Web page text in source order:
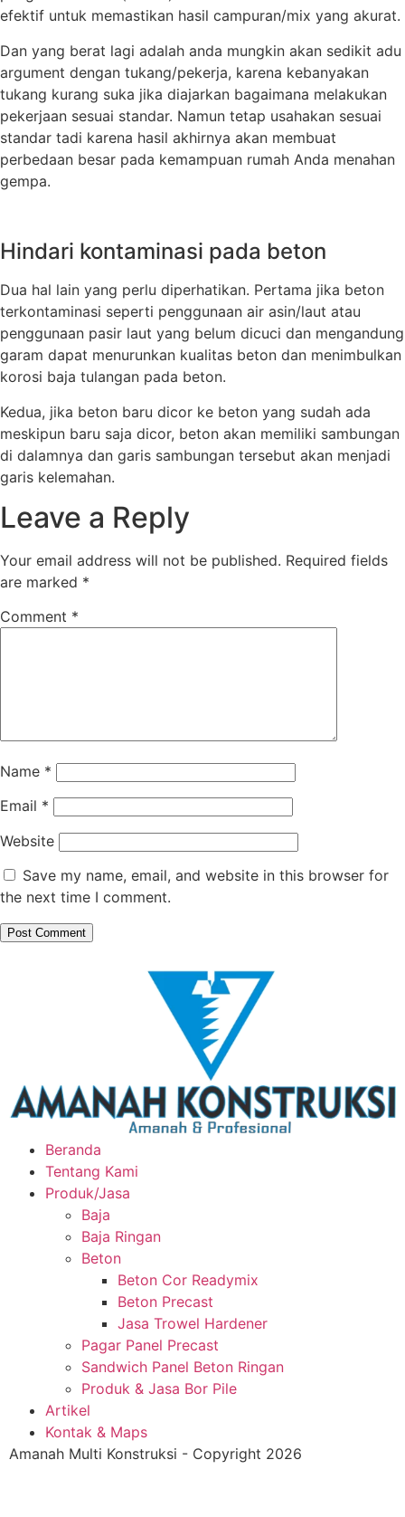
efektif untuk memastikan hasil campuran/mix yang akurat.
Dan yang berat lagi adalah anda mungkin akan sedikit adu
argument dengan tukang/pekerja, karena kebanyakan
tukang kurang suka jika diajarkan bagaimana melakukan
pekerjaan sesuai standar. Namun tetap usahakan sesuai
standar tadi karena hasil akhirnya akan membuat
perbedaan besar pada kemampuan rumah Anda menahan
gempa.
Hindari kontaminasi pada beton
Dua hal lain yang perlu diperhatikan. Pertama jika beton
terkontaminasi seperti penggunaan air asin/laut atau
penggunaan pasir laut yang belum dicuci dan mengandung
garam dapat menurunkan kualitas beton dan menimbulkan
korosi baja tulangan pada beton.
Kedua, jika beton baru dicor ke beton yang sudah ada
meskipun baru saja dicor, beton akan memiliki sambungan
di dalamnya dan garis sambungan tersebut akan menjadi
garis kelemahan.
Leave a Reply
Your email address will not be published. Required fields
are marked *
Comment *
Name *
Email *
Website
Save my name, email, and website in this browser for
the next time I comment.
Beranda
Tentang Kami
Produk/Jasa
Baja
Baja Ringan
Beton
Beton Cor Readymix
Beton Precast
Jasa Trowel Hardener
Pagar Panel Precast
Sandwich Panel Beton Ringan
Produk & Jasa Bor Pile
Artikel
Kontak & Maps
Amanah Multi Konstruksi - Copyright 2026